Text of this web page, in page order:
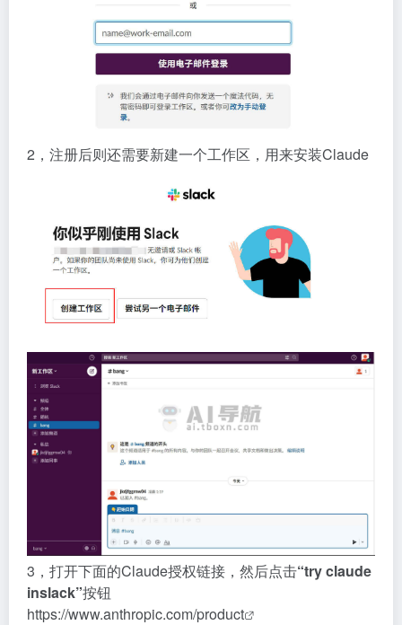
2，注册后则还需要新建一个工作区，用来安装Claude
3，打开下面的Claude授权链接，然后点击“try claude
inslack”按钮
https://www.anthropic.com/product